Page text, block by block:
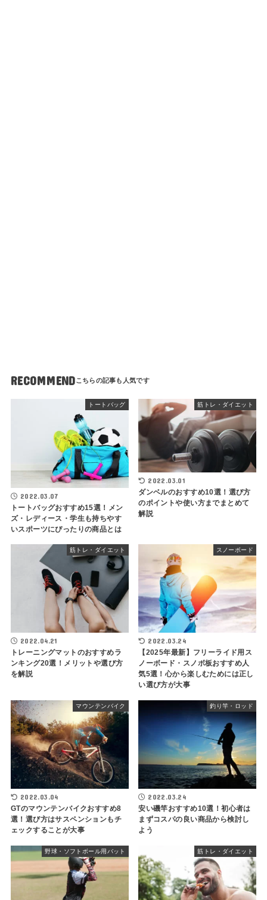
RECOMMEND
トートバッグ
2022.03.07
トートバッグおすすめ15選！メン
ズ・レディース・学生も持ちやす
いスポーツにぴったりの商品とは
筋トレ・ダイエット
2022.03.01
ダンベルのおすすめ10選！選び方
のポイントや使い方までまとめて
解説
筋トレ・ダイエット
2022.04.21
トレーニングマットのおすすめラ
ンキング20選！メリットや選び方
を解説
スノーボード
2022.03.24
【2025年最新】フリーライド用ス
ノーボード・スノボ板おすすめ人
気5選！心から楽しむためには正し
い選び方が大事
マウンテンバイク
2022.03.04
GTのマウンテンバイクおすすめ8
選！選び方はサスペンションもチ
ェックすることが大事
釣り竿・ロッド
2022.03.24
安い磯竿おすすめ10選！初心者は
まずコスパの良い商品から検討し
よう
野球・ソフトボール用バット 筋トレ・ダイエット